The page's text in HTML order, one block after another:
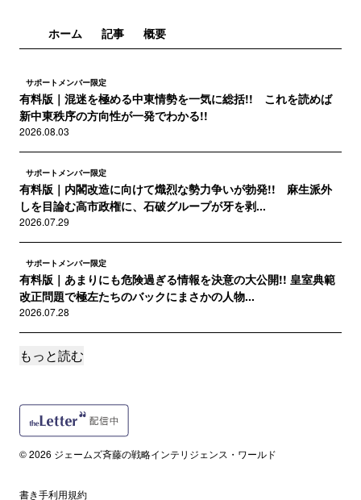
ホーム 記事 概要
サポートメンバー限定
有料版｜混迷を極める中東情勢を一気に総括!! これを読めば
新中東秩序の方向性が一発でわかる!!
2026.08.03
サポートメンバー限定
有料版｜内閣改造に向けて熾烈な勢力争いが勃発!! 麻生派外
しを目論む高市政権に、石破グループが牙を剥...
2026.07.29
サポートメンバー限定
有料版｜あまりにも危険過ぎる情報を決意の大公開!! 皇室典範
改正問題で極左たちのバックにまさかの人物...
2026.07.28
サポートメンバー限定
2026.07.22
有料版｜最近、なぜＬＧＢＴ運動が起きないのか？ アメリカ
2026.07.19
もっと読む
© 2026 ジェームズ斉藤の戦略インテリジェンス・ワールド
書き手利用規約